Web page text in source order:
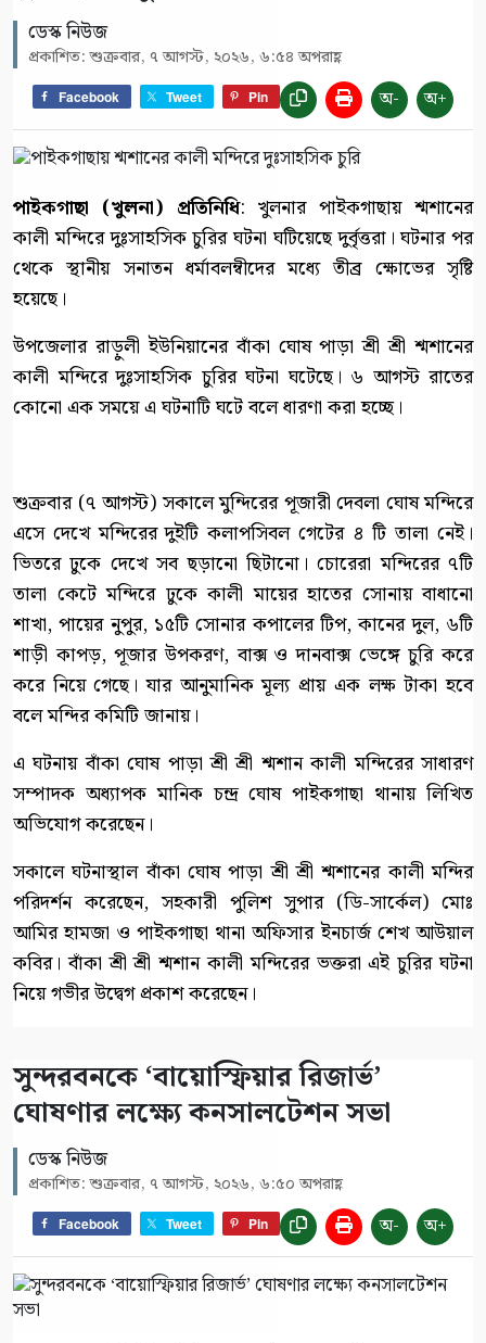
ডেস্ক নিউজ
প্রকাশিত: শুক্রবার, ৭ আগস্ট, ২০২৬, ৬:৫৪ অপরাহ্ণ
Facebook Tweet Pin অ- অ+
পাইকগাছা (খুলনা) প্রতিনিধি: খুলনার পাইকগাছায় শ্মশানের
কালী মন্দিরে দুঃসাহসিক চুরির ঘটনা ঘটিয়েছে দুর্বৃত্তরা। ঘটনার পর
থেকে স্থানীয় সনাতন ধর্মাবলম্বীদের মধ্যে তীব্র ক্ষোভের সৃষ্টি
হয়েছে।
উপজেলার রাড়ুলী ইউনিয়ানের বাঁকা ঘোষ পাড়া শ্রী শ্রী শ্মশানের
কালী মন্দিরে দুঃসাহসিক চুরির ঘটনা ঘটেছে। ৬ আগস্ট রাতের
কোনো এক সময়ে এ ঘটনাটি ঘটে বলে ধারণা করা হচ্ছে।
শুক্রবার (৭ আগস্ট) সকালে মুন্দিরের পূজারী দেবলা ঘোষ মন্দিরে
এসে দেখে মন্দিরের দুইটি কলাপসিবল গেটের ৪ টি তালা নেই।
ভিতরে ঢুকে দেখে সব ছড়ানো ছিটানো। চোরেরা মন্দিরের ৭টি
তালা কেটে মন্দিরে ঢুকে কালী মায়ের হাতের সোনায় বাধানো
শাখা, পায়ের নুপুর, ১৫টি সোনার কপালের টিপ, কানের দুল, ৬টি
শাড়ী কাপড়, পূজার উপকরণ, বাক্স ও দানবাক্স ভেঙ্গে চুরি করে
করে নিয়ে গেছে। যার আনুমানিক মূল্য প্রায় এক লক্ষ টাকা হবে
বলে মন্দির কমিটি জানায়।
এ ঘটনায় বাঁকা ঘোষ পাড়া শ্রী শ্রী শ্মশান কালী মন্দিরের সাধারণ
সম্পাদক অধ্যাপক মানিক চন্দ্র ঘোষ পাইকগাছা থানায় লিখিত
অভিযোগ করেছেন।
সকালে ঘটনাস্থাল বাঁকা ঘোষ পাড়া শ্রী শ্রী শ্মশানের কালী মন্দির
পরিদর্শন করেছেন, সহকারী পুলিশ সুপার (ডি-সার্কেল) মোঃ
আমির হামজা ও পাইকগাছা থানা অফিসার ইনচার্জ শেখ আউয়াল
কবির। বাঁকা শ্রী শ্রী শ্মশান কালী মন্দিরের ভক্তরা এই চুরির ঘটনা
নিয়ে গভীর উদ্বেগ প্রকাশ করেছেন।
সুন্দরবনকে ‘বায়োস্ফিয়ার রিজার্ভ’
ঘোষণার লক্ষ্যে কনসালটেশন সভা
ডেস্ক নিউজ
প্রকাশিত: শুক্রবার, ৭ আগস্ট, ২০২৬, ৬:৫০ অপরাহ্ণ
Facebook Tweet Pin অ- অ+